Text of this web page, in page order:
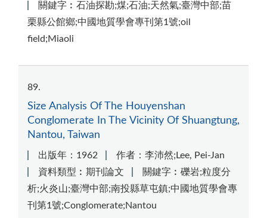
關鍵字︰石油探勘;煤;石油;天然氣;臺灣中部;苗
栗縣公館鄉;中國地質學會專刊第1號;oil
field;Miaoli
89
Size Analysis Of The Houyenshan
Conglomerate In The Vicinity Of Shuangtung,
Nantou, Taiwan
出版年：1962
作者：李沛然;Lee, Pei-Jan
資料類型︰期刊論文
關鍵字︰礫岩;粒度分
析;火炎山;臺灣中部;南投縣草屯鎮;中國地質學會專
刊第1號;Conglomerate;Nantou